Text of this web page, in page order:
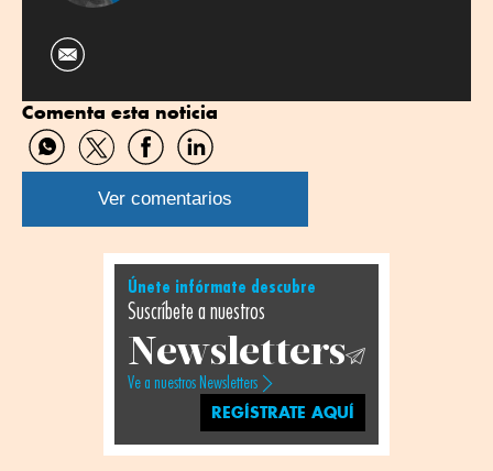
Comenta esta noticia
Compartir
por
WhatsApp
Compartir
por
Twitter
Compartir
por
Facebook
Compartir
por
Linkedin
Ver comentarios
Únete infórmate descubre
Suscríbete a nuestros
Newsletters
Ve a nuestros Newsletters
REGÍSTRATE AQUÍ